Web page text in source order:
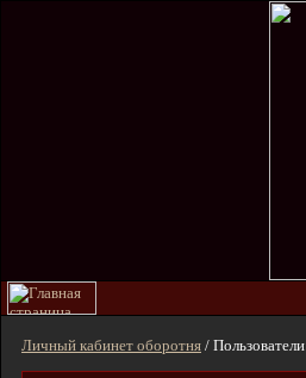
Личный кабинет оборотня / Пользователи